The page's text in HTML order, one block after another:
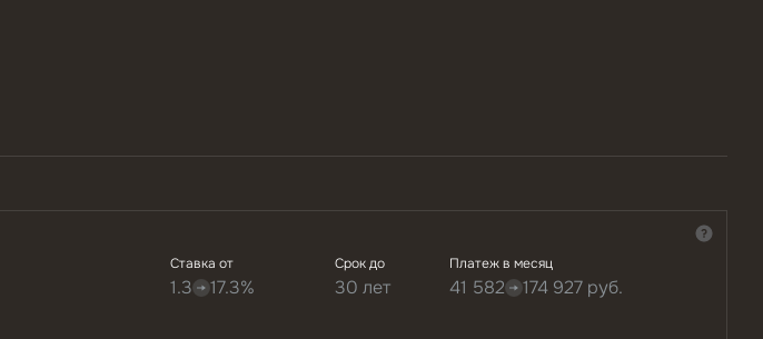
Ставка от
1.3 17.3%
Срок до
30 лет
Платеж в месяц
41 582 174 927 руб.